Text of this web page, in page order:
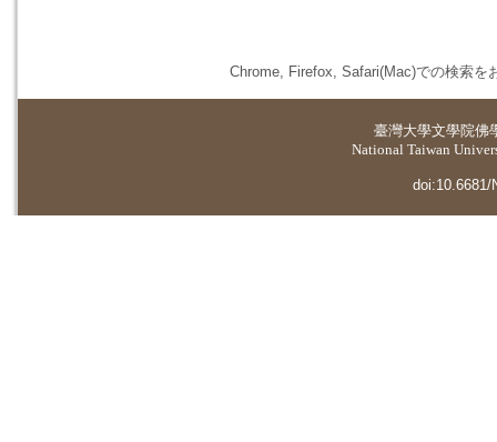
Chrome, Firefox, Safari(Mac)での検索を
臺灣大學文學院佛
National Taiwan
doi:10.6681/